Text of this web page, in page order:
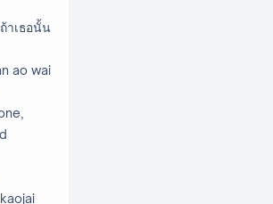
าเธอนั้น
ao wai